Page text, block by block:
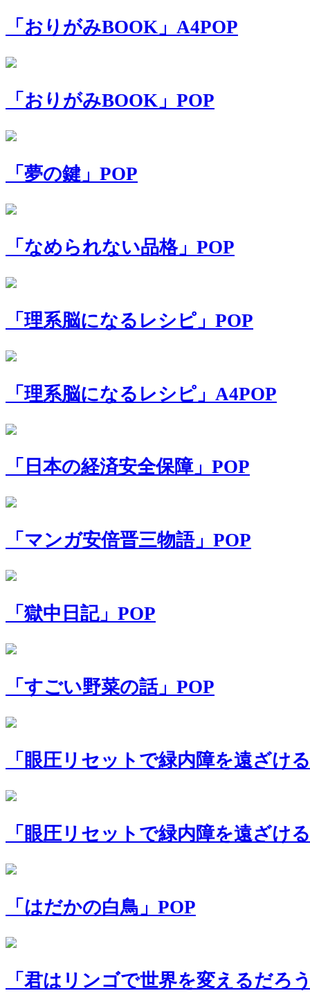
「おりがみBOOK」A4POP
「おりがみBOOK」POP
「夢の鍵」POP
「なめられない品格」POP
「理系脳になるレシピ」POP
「理系脳になるレシピ」A4POP
「日本の経済安全保障」POP
「マンガ安倍晋三物語」POP
「獄中日記」POP
「すごい野菜の話」POP
「眼圧リセットで緑内障を遠ざけ
「眼圧リセットで緑内障を遠ざけ
「はだかの白鳥」POP
「君はリンゴで世界を変えるだろ